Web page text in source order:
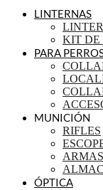
LINTERNAS
KIT DE
PARA
MUNICIÓN
RIFLES
ÓPTICA